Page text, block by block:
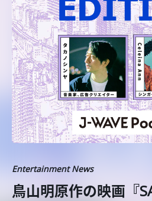
Entertainment News
鳥山明原作の映画『